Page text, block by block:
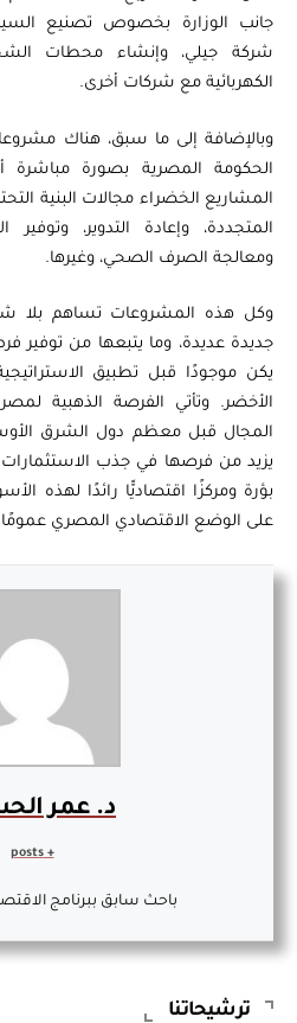
جانب الوزارة بخصوص تصنيع
شركة جيلي، وإنشاء محطات الشحن
الكهربائية مع شركات أخرى.
وبالإضافة إلى ما سبق، هناك
الحكومة المصرية بصورة مباشرة
المشاريع الخضراء مجالات البنية
المتجددة، وإعادة التدوير، وتوفير
ومعالجة الصرف الصحي، وغيرها.
وكل هذه المشروعات تساهم بلا
جديدة عديدة، وما يتبعها من
يكن موجودًا قبل تطبيق الاستراتيجية
الأخضر. وتأتي الفرصة الذهبية
المجال قبل معظم دول الشرق الأوسط
يزيد من فرصها في جذب
بؤرة ومركزًا اقتصاديًّا رائدًا لهذه
على الوضع الاقتصادي المصري عمومًا.
د. عمر
باحث سابق ببرنامج
ترشيحاتنا